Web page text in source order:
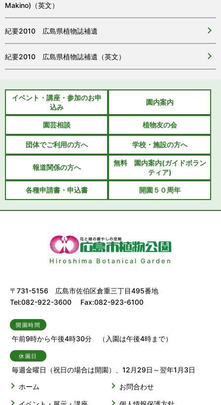
Makino)（英文）
紀要2010 広島県植物誌補遺
紀要2010 広島県植物誌補遺（英文）
イベント・講座・参加のお申
込み
園内案内
園芸相談 植物友の会
団体でご利用の方へ 学校・施設の方へ
報道関係の方へ
無料 園内案内(ガイドボラン
ティア)
各種申請書・申込書 開園５０周年
Hiroshima Botanical Garden
〒731-5156 広島市佐伯区倉重三丁目495番地
Tel:082-922-3600 Fax:082-923-6100
開園時間
午前9時から午後4時30分 （入園は午後4時まで）
休園日
毎週金曜日（祝日の場合は開園）、12月29日～翌年1月3日
ホーム
お問合わせ